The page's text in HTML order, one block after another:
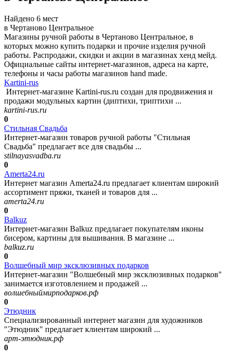
Найдено 6 мест
в Чертаново Центральное
Магазины ручной работы в Чертаново Центральное, в
которых можно купить подарки и прочие изделия ручной
работы. Распродажи, скидки и акции в магазинах хенд мейд.
Официальные сайты интернет-магазинов, адреса на карте,
телефоны и часы работы магазинов hand made.
Kartini-rus
Интернет-магазине Kartini-rus.ru создан для продвижения и
продажи модульных картин (диптихи, триптихи ...
kartini-rus.ru
0
Стильная Свадьба
Интернет-магазин товаров ручной работы "Стильная
Свадьба" предлагает все для свадьбы ...
stilnayasvadba.ru
0
Amerta24.ru
Интернет магазин Amerta24.ru предлагает клиентам широкий
ассортимент пряжи, тканей и товаров для ...
amerta24.ru
0
Balkuz
Интернет-магазин Balkuz предлагает покупателям иконы
бисером, картины для вышивания. В магазине ...
balkuz.ru
0
Волшебный мир эксклюзивных подарков
Интернет-магазин "Волшебный мир эксклюзивных подарков"
занимается изготовлением и продажей ...
волшебныймирподарков.рф
0
Этюдник
Специализированный интернет магазин для художников
"Этюдник" предлагает клиентам широкий ...
арт-этюдник.рф
0